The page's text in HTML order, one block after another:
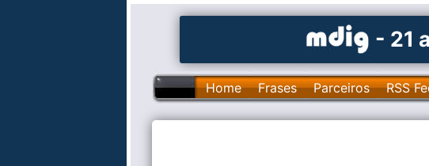
- 21
Home Frases Parceiros RSS